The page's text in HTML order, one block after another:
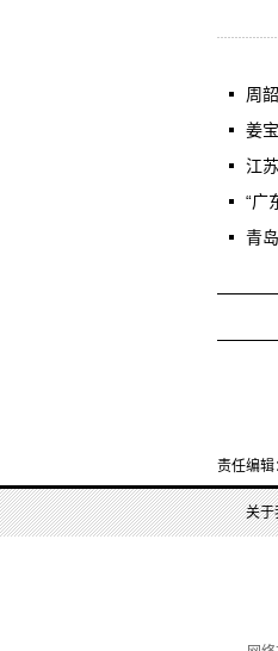
周
姜
江
“广
青
责任编辑
关于